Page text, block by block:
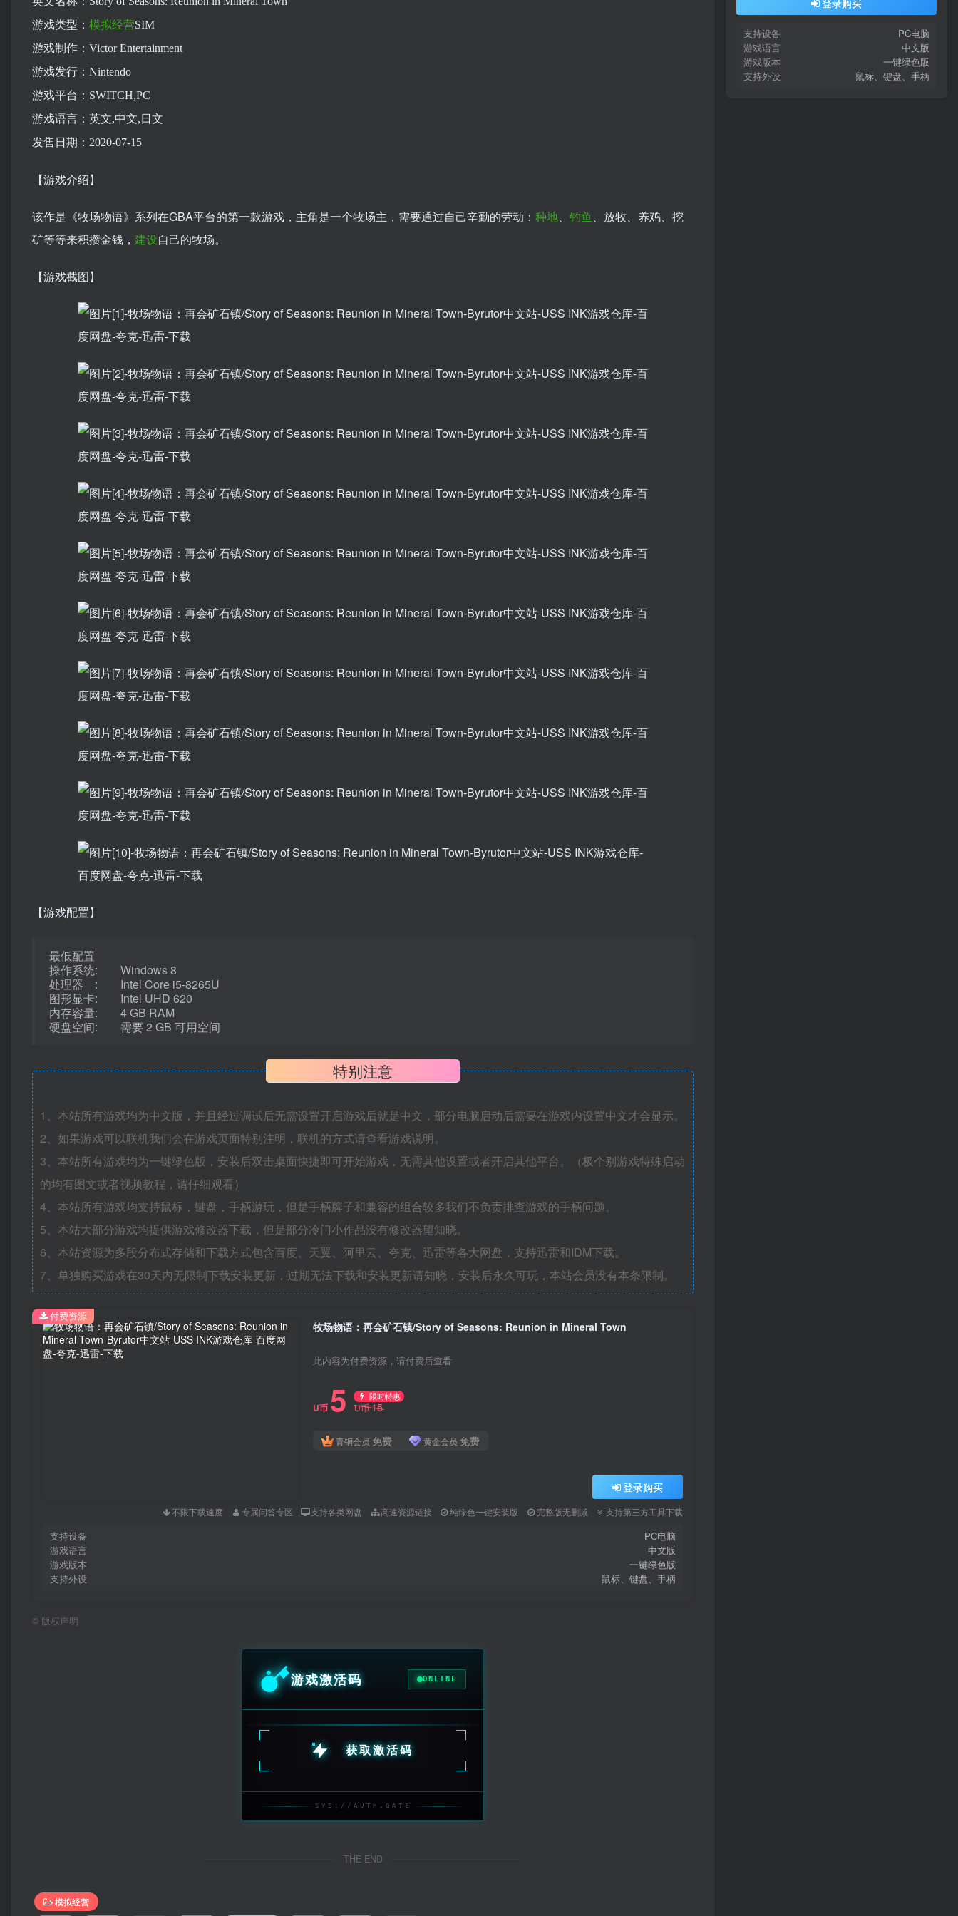
游戏类型： 模拟经营SIM
游戏制作：Victor Entertainment
游戏发行：Nintendo
游戏平台：SWITCH,PC
游戏语言：英文,中文,日文
发售日期：2020-07-15
【游戏介绍】
该作是《牧场物语》系列在GBA平台的第一款游戏，主角是一个牧场主，需要通过自己辛勤的劳动： 种地、 钓鱼 、放牧、养鸡、挖
矿等等来积攒金钱， 建设自己的牧场。
【游戏截图】
【游戏配置】
最低配置
操作系统: Windows 8
处理器 : Intel Core i5-8265U
图形显卡: Intel UHD 620
内存容量: 4 GB RAM
硬盘空间: 需要 2 GB 可用空间
特别注意
1、本站所有游戏均为中文版，并且经过调试后无需设置开启游戏后就是中文，部分电脑启动后需要在游戏内设置中文才会显示。
2、如果游戏可以联机我们会在游戏页面特别注明，联机的方式请查看游戏说明。
3、本站所有游戏均为一键绿色版，安装后双击桌面快捷即可开始游戏，无需其他设置或者开启其他平台。（极个别游戏特殊启动
的均有图文或者视频教程，请仔细观看）
4、本站所有游戏均支持鼠标，键盘，手柄游玩，但是手柄牌子和兼容的组合较多我们不负责排查游戏的手柄问题。
5、本站大部分游戏均提供游戏修改器下载，但是部分冷门小作品没有修改器望知晓。
6、本站资源为多段分布式存储和下载方式包含百度、天翼、阿里云、夸克、迅雷等各大网盘，支持迅雷和IDM下载。
7、单独购买游戏在30天内无限制下载安装更新，过期无法下载和安装更新请知晓，安装后永久可玩，本站会员没有本条限制。
牧场物语：再会矿石镇/Story of Seasons: Reunion in Mineral Town
此内容为付费资源，请付费后查看
U币 5 限时特惠
U币15
青铜会员 免费 黄金会员 免费
登录购买
不限下载速度 专属问答专区 支持各类网盘 高速资源链接 纯绿色一键安装版 完整版无删减 支持第三方工具下载
支持设备
PC电脑
游戏语言
中文版
游戏版本
一键绿色版
支持外设
鼠标、键盘、手柄
付费资源
© 版权声明
游戏激活码 ONLINE
获取激活码
SYS://AUTH.GATE
THE END
模拟经营
支持设备
PC电脑
游戏语言
中文版
游戏版本
一键绿色版
支持外设
鼠标、键盘、手柄